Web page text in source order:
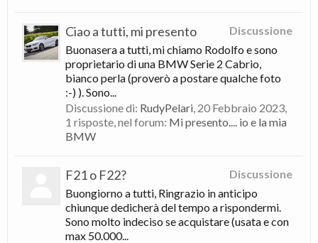
Discussione
Ciao a tutti, mi presento
Buonasera a tutti, mi chiamo Rodolfo e sono
proprietario di una BMW Serie 2 Cabrio,
bianco perla (proverò a postare qualche foto
:-) ). Sono...
Discussione di: RudyPelari, 20 Febbraio 2023,
1 risposte, nel forum: Mi presento.... io e la mia
BMW
Discussione
F21 o F22?
Buongiorno a tutti, Ringrazio in anticipo
chiunque dedicherà del tempo a rispondermi.
Sono molto indeciso se acquistare (usata e con
max 50.000...